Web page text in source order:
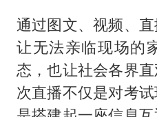
通过图文、视频、
让无法亲临现场的
态，也让社会各界
次直播不仅是对考